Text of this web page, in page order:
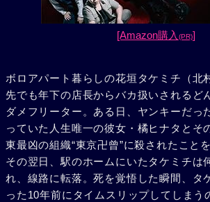
[Amazon購入 (PR)]
ボロアパート暮らしの花垣タケミチ（北
先でも年下の店長からバカ扱いされるど
ダメフリーター。ある日、ヤンキーだっ
っていた人生唯一の彼女・橘ヒナタとそ
東最凶の組織“東京卍曾”に殺されたこと
その翌日、駅のホームにいたタケミチは
れ、線路に転落。死を覚悟した瞬間、タ
った10年前にタイムスリップしてしま